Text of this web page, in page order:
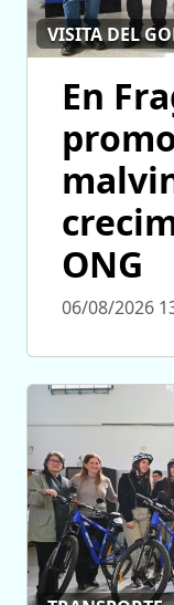
VISITA DEL
En
ONG
06/08/2026